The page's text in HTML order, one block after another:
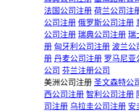
法国公司注册 荷兰公司注
公司注册 俄罗斯公司注册
公司注册 瑞典公司注册 瑞
册 匈牙利公司注册 波兰公
册 丹麦公司注册 罗马尼亚
公司 芬兰注册公司
美洲公司注册 圣文森特公
西公司注册 智利公司注册
司注册 乌拉圭公司注册 安